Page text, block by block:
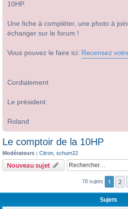
10HP.
Une fiche à compléter, une photo à
échanger sur le forum !
Vous pouvez le faire ici: Recensez
Cordialement
Le président
Roland
Le comptoir de la 10HP
Modérateurs : Citron schum22
Nouveau sujet
78 sujets 1 2
Sujets